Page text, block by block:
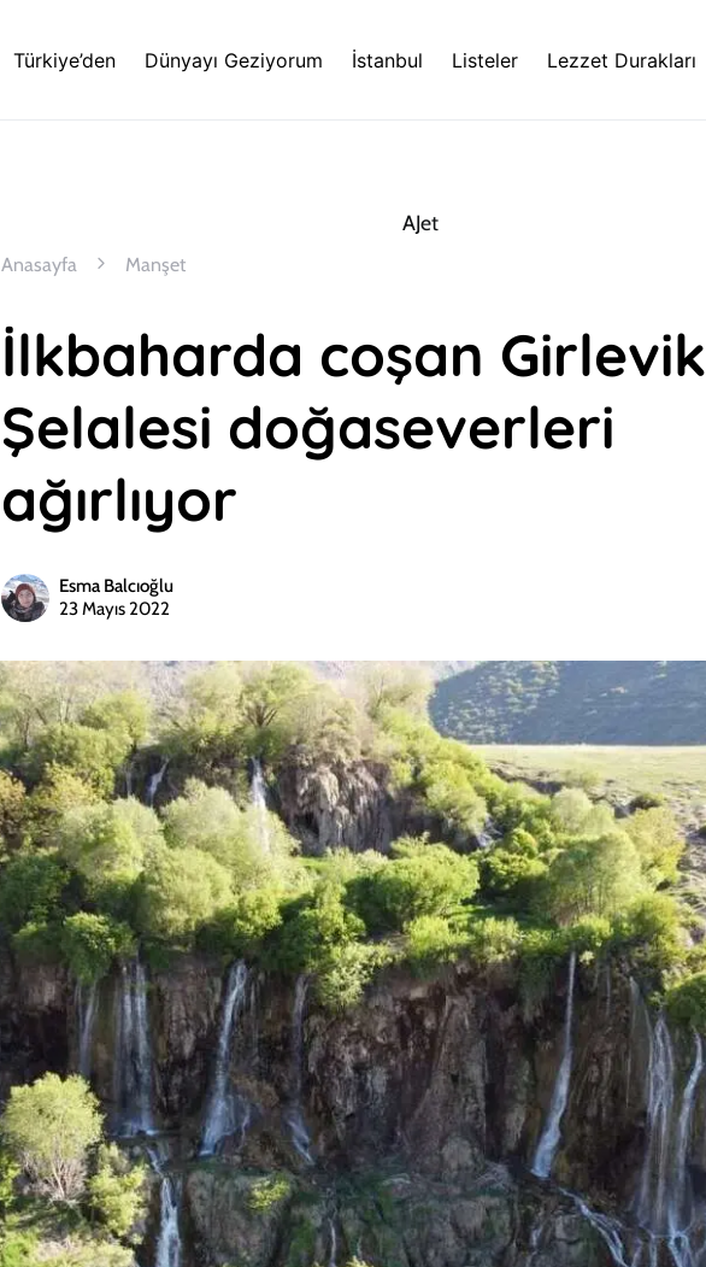
Türkiye’den Dünyayı Geziyorum İstanbul Listeler Lezzet Durakları
Anasayfa Manşet
İlkbaharda coşan Girlevik
Şelalesi doğaseverleri
ağırlıyor
Esma Balcıoğlu
23 Mayıs 2022